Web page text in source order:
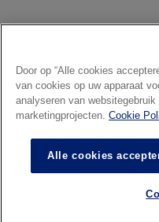
Door op “Alle cookies
van cookies op uw apparaat
analyseren van
marketingprojecten. Cookie
Alle cookies